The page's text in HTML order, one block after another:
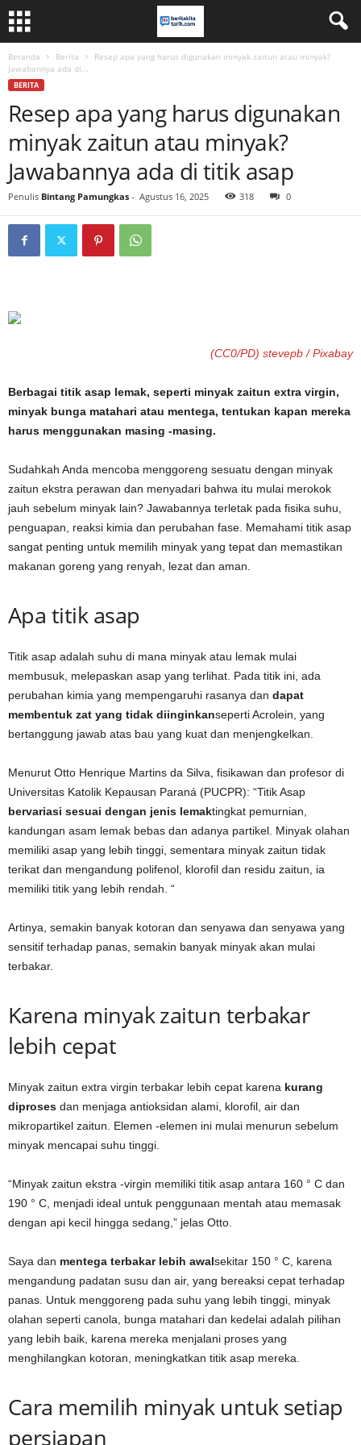
Beranda Berita
Resep apa yang harus digunakan minyak zaitun atau minyak?
Jawabannya ada di...
BERITA
Resep apa yang harus digunakan
minyak zaitun atau minyak?
Jawabannya ada di titik asap
Penulis Bintang Pamungkas - Agustus 16, 2025 318 0
(CC0/PD) stevepb / Pixabay
Berbagai titik asap lemak, seperti minyak zaitun extra virgin,
minyak bunga matahari atau mentega, tentukan kapan mereka
harus menggunakan masing -masing.
Sudahkah Anda mencoba menggoreng sesuatu dengan minyak
zaitun ekstra perawan dan menyadari bahwa itu mulai merokok
jauh sebelum minyak lain? Jawabannya terletak pada fisika suhu,
penguapan, reaksi kimia dan perubahan fase. Memahami titik asap
sangat penting untuk memilih minyak yang tepat dan memastikan
makanan goreng yang renyah, lezat dan aman.
Apa titik asap
Titik asap adalah suhu di mana minyak atau lemak mulai
membusuk, melepaskan asap yang terlihat. Pada titik ini, ada
perubahan kimia yang mempengaruhi rasanya dan dapat
membentuk zat yang tidak diinginkanseperti Acrolein, yang
bertanggung jawab atas bau yang kuat dan menjengkelkan.
Menurut Otto Henrique Martins da Silva, fisikawan dan profesor di
Universitas Katolik Kepausan Paraná (PUCPR): “Titik Asap
bervariasi sesuai dengan jenis lemaktingkat pemurnian,
kandungan asam lemak bebas dan adanya partikel. Minyak olahan
memiliki asap yang lebih tinggi, sementara minyak zaitun tidak
terikat dan mengandung polifenol, klorofil dan residu zaitun, ia
memiliki titik yang lebih rendah. “
Artinya, semakin banyak kotoran dan senyawa dan senyawa yang
sensitif terhadap panas, semakin banyak minyak akan mulai
terbakar.
Karena minyak zaitun terbakar
lebih cepat
Minyak zaitun extra virgin terbakar lebih cepat karena kurang
diproses dan menjaga antioksidan alami, klorofil, air dan
mikropartikel zaitun. Elemen -elemen ini mulai menurun sebelum
minyak mencapai suhu tinggi.
“Minyak zaitun ekstra -virgin memiliki titik asap antara 160 ° C dan
190 ° C, menjadi ideal untuk penggunaan mentah atau memasak
dengan api kecil hingga sedang,” jelas Otto.
Saya dan mentega terbakar lebih awalsekitar 150 ° C, karena
mengandung padatan susu dan air, yang bereaksi cepat terhadap
panas. Untuk menggoreng pada suhu yang lebih tinggi, minyak
olahan seperti canola, bunga matahari dan kedelai adalah pilihan
yang lebih baik, karena mereka menjalani proses yang
menghilangkan kotoran, meningkatkan titik asap mereka.
Cara memilih minyak untuk setiap
persiapan